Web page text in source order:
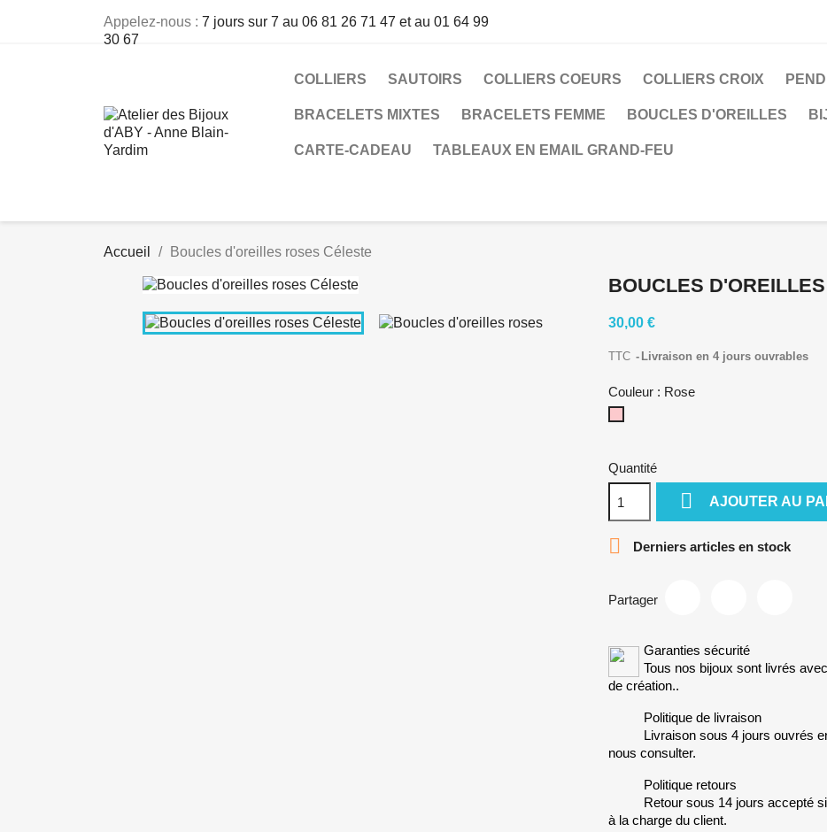
Appelez-nous : 7 jours sur 7 au 06 81 26 71 47 et au 01 64 99
30 67
COLLIERS SAUTOIRS COLLIERS COEURS COLLIERS CROIX
BRACELETS MIXTES BRACELETS FEMME BOUCLES D'OREILLES
CARTE-CADEAU TABLEAUX EN EMAIL GRAND-FEU
Accueil Boucles d'oreilles roses Céleste
BOUCLES
30,00 €
TTC Livraison en 4 jours ouvrables
Couleur : Rose
Quantité
 AJOUTER AU
 Derniers articles en stock
Partager
Garanties sécurité
Tous nos bijoux sont livrés
de création..
Politique de livraison
Livraison sous 4 jours ouvrés
nous consulter.
Politique retours
Retour sous 14 jours accepté
à la charge du client.